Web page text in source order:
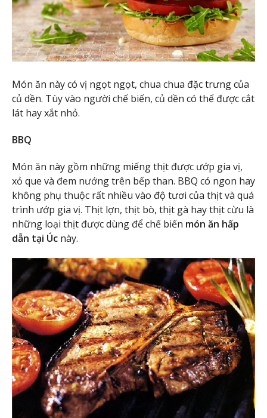
Món ăn này có vị ngọt ngọt, chua chua đặc trưng của
củ dền. Tùy vào người chế biến, củ dền có thể được cắt
lát hay xắt nhỏ.
BBQ
Món ăn này gồm những miếng thịt được ướp gia vị,
xỏ que và đem nướng trên bếp than. BBQ có ngon hay
không phụ thuộc rất nhiều vào độ tươi của thịt và quá
trình ướp gia vị. Thịt lợn, thịt bò, thịt gà hay thịt cừu là
những loại thịt được dùng để chế biến món ăn hấp
dẫn tại Úc này.